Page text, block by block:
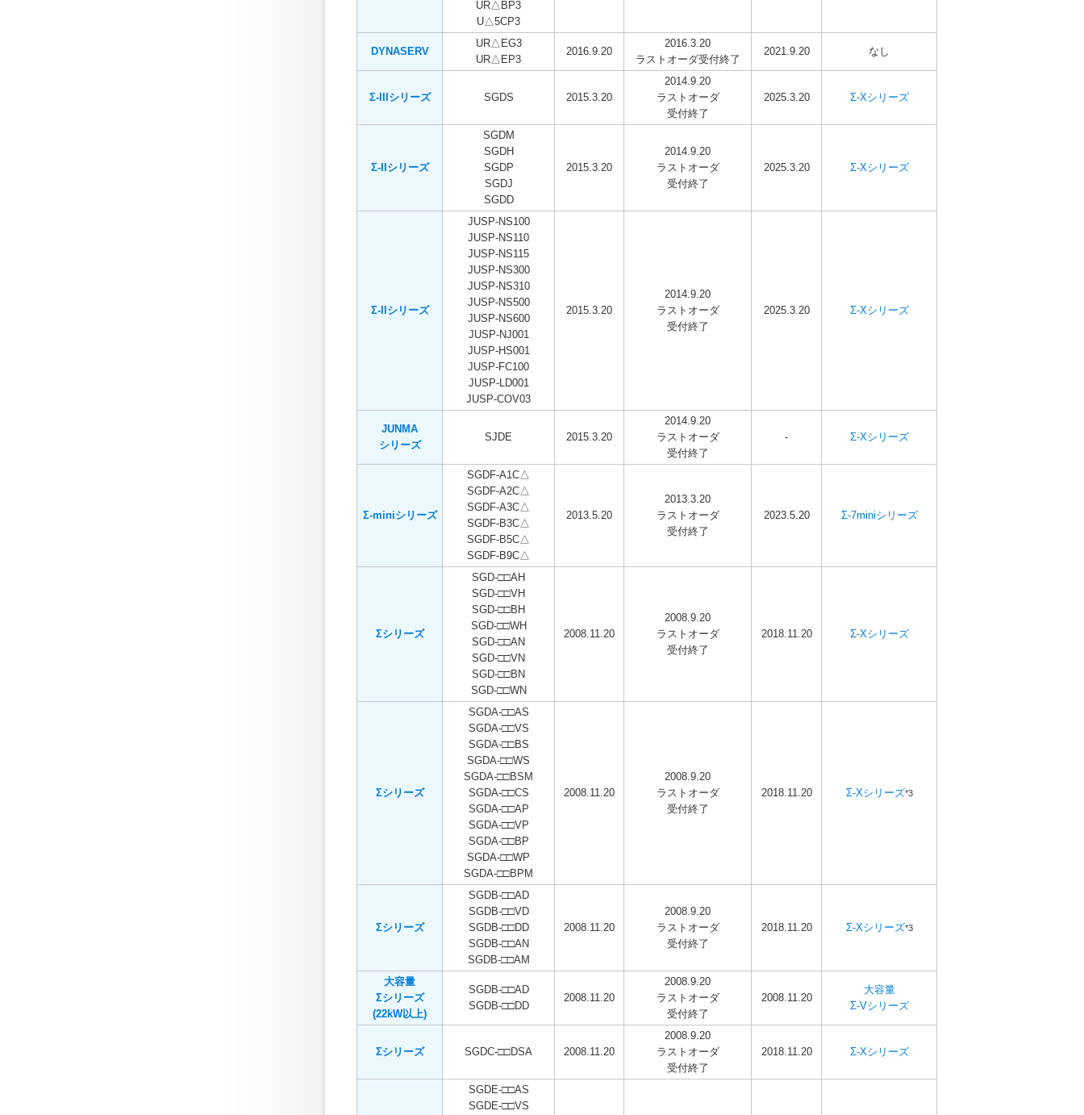
UR△BP3
U△5CP3
DYNASERV
UR△EG3
UR△EP3
2016.9.20
2016.3.20
ラストオーダ受付終了
2021.9.20 なし
Σ-IIIシリーズ SGDS 2015.3.20
2014.9.20
ラストオーダ
受付終了
2025.3.20 Σ-Xシリーズ
Σ-IIシリーズ
SGDM
SGDH
SGDP
SGDJ
SGDD
2015.3.20
2014.9.20
ラストオーダ
受付終了
2025.3.20 Σ-Xシリーズ
Σ-IIシリーズ
JUSP-NS100
JUSP-NS110
JUSP-NS115
JUSP-NS300
JUSP-NS310
JUSP-NS500
JUSP-NS600
JUSP-NJ001
JUSP-HS001
JUSP-FC100
JUSP-LD001
JUSP-COV03
2015.3.20
2014.9.20
ラストオーダ
受付終了
2025.3.20 Σ-Xシリーズ
JUNMA
シリーズ
SJDE 2015.3.20
2014.9.20
ラストオーダ
受付終了
- Σ-Xシリーズ
Σ-miniシリーズ
SGDF-A1C△
SGDF-A2C△
SGDF-A3C△
SGDF-B3C△
SGDF-B5C△
SGDF-B9C△
2013.5.20
2013.3.20
ラストオーダ
受付終了
2023.5.20 Σ-7miniシリーズ
Σシリーズ
SGD-□□AH
SGD-□□VH
SGD-□□BH
SGD-□□WH
SGD-□□AN
SGD-□□VN
SGD-□□BN
SGD-□□WN
2008.11.20
2008.9.20
ラストオーダ
受付終了
2018.11.20 Σ-Xシリーズ
Σシリーズ
SGDA-□□AS
SGDA-□□VS
SGDA-□□BS
SGDA-□□WS
SGDA-□□BSM
SGDA-□□CS
SGDA-□□AP
SGDA-□□VP
SGDA-□□BP
SGDA-□□WP
SGDA-□□BPM
2008.11.20
2008.9.20
ラストオーダ
受付終了
2018.11.20 Σ-Xシリーズ*3
Σシリーズ
SGDB-□□AD
SGDB-□□VD
SGDB-□□DD
SGDB-□□AN
SGDB-□□AM
2008.11.20
2008.9.20
ラストオーダ
受付終了
2018.11.20 Σ-Xシリーズ*3
大容量
Σシリーズ
(22kW以上)
SGDB-□□AD
SGDB-□□DD
2008.11.20
2008.9.20
ラストオーダ
受付終了
2008.11.20
大容量
Σ-Vシリーズ
Σシリーズ SGDC-□□DSA 2008.11.20
2008.9.20
ラストオーダ
受付終了
2018.11.20 Σ-Xシリーズ
SGDE-□□AS
SGDE-□□VS